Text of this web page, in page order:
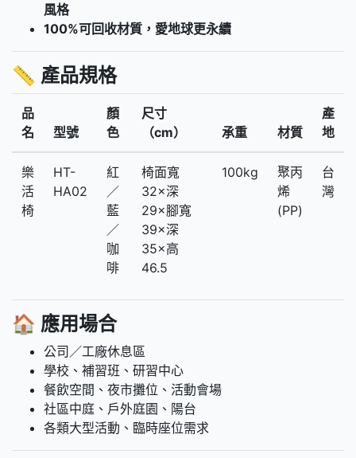
風格
100%可回收材質，愛地球更永續
📏 產品規格
品
名
型號
顏
色
尺寸
（cm）
承重 材質
產
地
樂
活
椅
HT-
HA02
紅
／
藍
／
咖
啡
椅面寬
32×深
29×腳寬
39×深
35×高
46.5
100kg
聚丙
烯
(PP)
台
灣
🏠 應用場合
公司／工廠休息區
學校、補習班、研習中心
餐飲空間、夜市攤位、活動會場
社區中庭、戶外庭園、陽台
各類大型活動、臨時座位需求